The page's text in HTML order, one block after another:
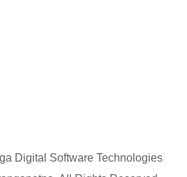
Digital Software Technologies